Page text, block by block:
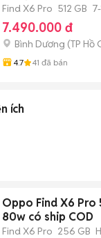
Find X6 Pro 512 GB
7.490.000 đ
Bình Dương (TP Hồ
4.7 41 đã bán
ích
Oppo Find X6 Pro
80w có ship COD
Find X6 Pro 256 GB